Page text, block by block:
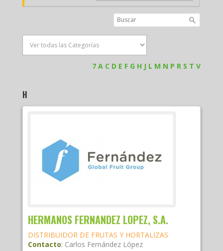
7 A C D E F G H J L M N P R S T V
H
HERMANOS FERNANDEZ LOPEZ, S.A.
DISTRIBUIDOR DE FRUTAS Y HORTALIZAS
Contacto: Carlos Fernández López